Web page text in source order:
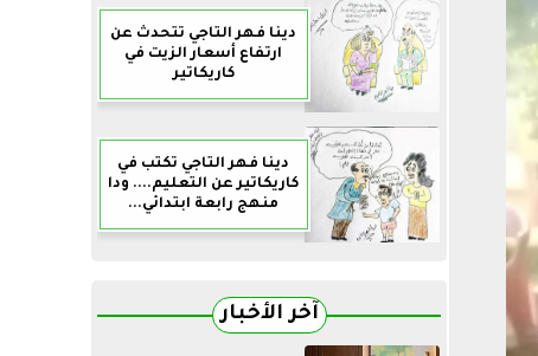
دينا فهر التاجي تتحدث عن
ارتفاع أسعار الزيت في
كاريكاتير
دينا فهر التاجي تكتب في
كاريكاتير عن التعليم.... ودا
منهج رابعة ابتدائي...
آخر الأخبار